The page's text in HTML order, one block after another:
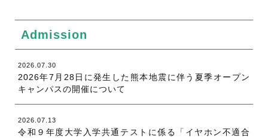
Admission
2026.07.30
2026年7月28日に発生した熊本地震に伴う夏季オープン
キャンパスの開催について
2026.07.13
令和９年度大学入学共通テストに係る「イヤホン不適合